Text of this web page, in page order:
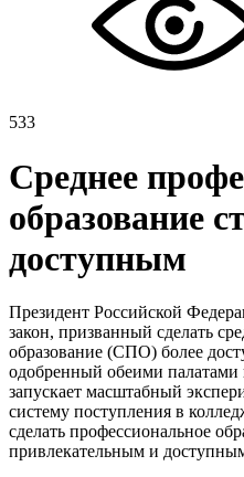
533
Среднее
образование
доступным
Президент Российской
закон, призванный сделать
образование (СПО) более
одобренный обеими палатами
запускает масштабный
систему поступления в
сделать профессиональное
привлекательным и